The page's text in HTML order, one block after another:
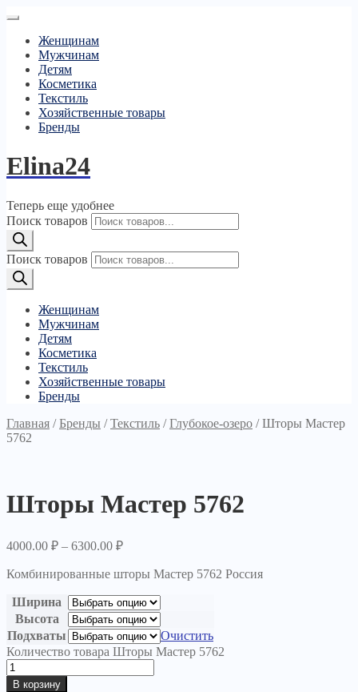
Женщинам
Мужчинам
Детям
Косметика
Текстиль
Хозяйственные товары
Бренды
Elina24
Теперь еще удобнее
Поиск товаров
Поиск товаров
Женщинам
Мужчинам
Детям
Косметика
Текстиль
Хозяйственные товары
Бренды
Главная /Бренды /Текстиль /Глубокое-озеро /Шторы Мастер
5762
Шторы Мастер 5762
4000.00 ₽ – 6300.00 ₽
Комбинированные шторы Мастер 5762 Россия
Ширина
Высота
Подхваты
Очистить
Количество товара Шторы Мастер 5762
В корзину